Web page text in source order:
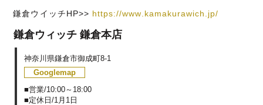
鎌倉ウイッチHP>> https://www.kamakurawich.jp/
鎌倉ウィッチ 鎌倉本店
神奈川県鎌倉市御成町8-1
Googlemap
■営業/10:00～18:00
■定休日/1月1日